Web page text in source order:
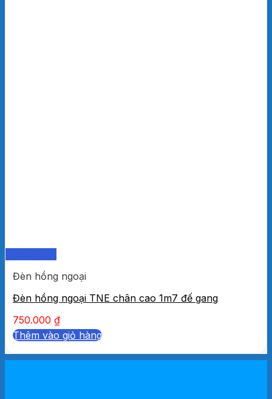
Đèn hồng ngoại
Đèn hồng ngoại TNE chân cao 1m7 đế gang
750.000 ₫
Thêm vào giỏ hàng